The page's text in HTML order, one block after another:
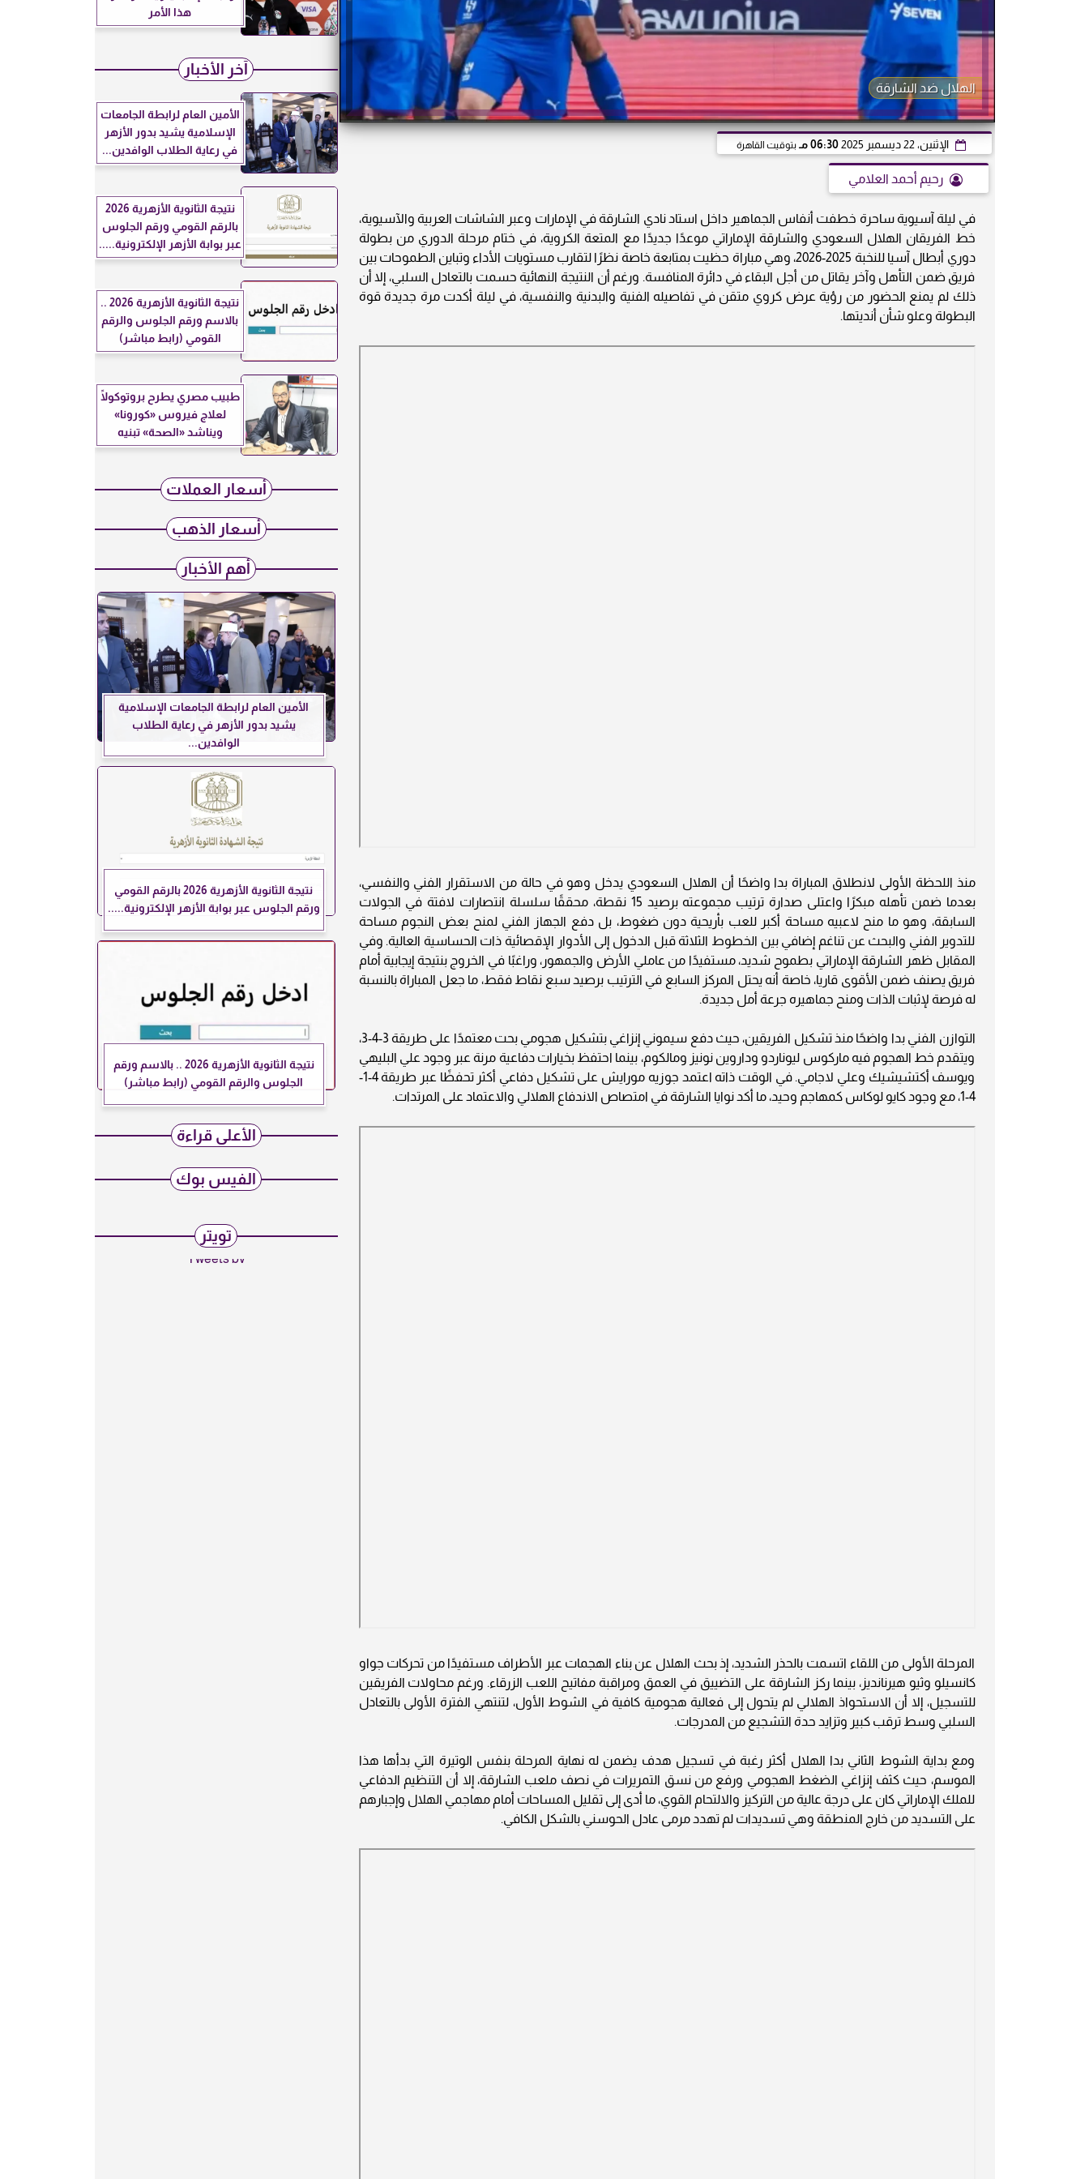
الهلال ضد الشارقة
الإثنين، 22 ديسمبر 2025 06:30 مـ بتوقيت القاهرة
رحيم أحمد العلامي
في ليلة آسيوية ساحرة خطفت أنفاس الجماهير داخل استاد نادي الشارقة في الإمارات وعبر الشاشات العربية والآسيوية،
خط الفريقان الهلال السعودي والشارقة الإماراتي موعدًا جديدًا مع المتعة الكروية، في ختام مرحلة الدوري من بطولة
دوري أبطال آسيا للنخبة 2025-2026، وهي مباراة حظيت بمتابعة خاصة نظرًا لتقارب مستويات الأداء وتباين الطموحات بين
فريق ضمن التأهل وآخر يقاتل من أجل البقاء في دائرة المنافسة. ورغم أن النتيجة النهائية حسمت بالتعادل السلبي، إلا أن
ذلك لم يمنع الحضور من رؤية عرض كروي متقن في تفاصيله الفنية والبدنية والنفسية، في ليلة أكدت مرة جديدة قوة
البطولة وعلو شأن أنديتها.
منذ اللحظة الأولى لانطلاق المباراة بدا واضحًا أن الهلال السعودي يدخل وهو في حالة من الاستقرار الفني والنفسي،
بعدما ضمن تأهله مبكرًا واعتلى صدارة ترتيب مجموعته برصيد 15 نقطة، محققًا سلسلة انتصارات لافتة في الجولات
السابقة، وهو ما منح لاعبيه مساحة أكبر للعب بأريحية دون ضغوط، بل دفع الجهاز الفني لمنح بعض النجوم مساحة
للتدوير الفني والبحث عن تناغم إضافي بين الخطوط الثلاثة قبل الدخول إلى الأدوار الإقصائية ذات الحساسية العالية. وفي
المقابل ظهر الشارقة الإماراتي بطموح شديد، مستفيدًا من عاملي الأرض والجمهور، وراغبًا في الخروج بنتيجة إيجابية أمام
فريق يصنف ضمن الأقوى قاريا، خاصة أنه يحتل المركز السابع في الترتيب برصيد سبع نقاط فقط، ما جعل المباراة بالنسبة
له فرصة لإثبات الذات ومنح جماهيره جرعة أمل جديدة.
التوازن الفني بدا واضحًا منذ تشكيل الفريقين، حيث دفع سيموني إنزاغي بتشكيل هجومي بحت معتمدًا على طريقة 3-4-3،
ويتقدم خط الهجوم فيه ماركوس ليوناردو وداروين نونيز ومالكوم، بينما احتفظ بخيارات دفاعية مرنة عبر وجود علي البليهي
ويوسف أكتشيشيك وعلي لاجامي. في الوقت ذاته اعتمد جوزيه مورايش على تشكيل دفاعي أكثر تحفظًا عبر طريقة 4-1-
4-1، مع وجود كايو لوكاس كمهاجم وحيد، ما أكد نوايا الشارقة في امتصاص الاندفاع الهلالي والاعتماد على المرتدات.
المرحلة الأولى من اللقاء اتسمت بالحذر الشديد، إذ بحث الهلال عن بناء الهجمات عبر الأطراف مستفيدًا من تحركات جواو
كانسيلو وثيو هيرنانديز، بينما ركز الشارقة على التضييق في العمق ومراقبة مفاتيح اللعب الزرقاء. ورغم محاولات الفريقين
للتسجيل، إلا أن الاستحواذ الهلالي لم يتحول إلى فعالية هجومية كافية في الشوط الأول، لتنتهي الفترة الأولى بالتعادل
السلبي وسط ترقب كبير وتزايد حدة التشجيع من المدرجات.
ومع بداية الشوط الثاني بدا الهلال أكثر رغبة في تسجيل هدف يضمن له نهاية المرحلة بنفس الوتيرة التي بدأها هذا
الموسم، حيث كثف إنزاغي الضغط الهجومي ورفع من نسق التمريرات في نصف ملعب الشارقة، إلا أن التنظيم الدفاعي
للملك الإماراتي كان على درجة عالية من التركيز والالتحام القوي، ما أدى إلى تقليل المساحات أمام مهاجمي الهلال وإجبارهم
على التسديد من خارج المنطقة وهي تسديدات لم تهدد مرمى عادل الحوسني بالشكل الكافي.
هذا الأمر
آخر الأخبار
الأمين العام لرابطة الجامعات
الإسلامية يشيد بدور الأزهر
في رعاية الطلاب الوافدين...
نتيجة الثانوية الأزهرية 2026
بالرقم القومي ورقم الجلوس
عبر بوابة الأزهر الإلكترونية.....
نتيجة الثانوية الأزهرية 2026 ..
بالاسم ورقم الجلوس والرقم
القومي (رابط مباشر)
طبيب مصري يطرح بروتوكولًا
لعلاج فيروس «كورونا»
ويناشد «الصحة» تبنيه
أسعار العملات
أسعار الذهب
أهم الأخبار
الأمين العام لرابطة الجامعات الإسلامية
يشيد بدور الأزهر في رعاية الطلاب
الوافدين...
نتيجة الثانوية الأزهرية 2026 بالرقم القومي
ورقم الجلوس عبر بوابة الأزهر الإلكترونية.....
نتيجة الثانوية الأزهرية 2026 .. بالاسم ورقم
الجلوس والرقم القومي (رابط مباشر)
الأعلى قراءة
الفيس بوك
تويتر
Tweets by